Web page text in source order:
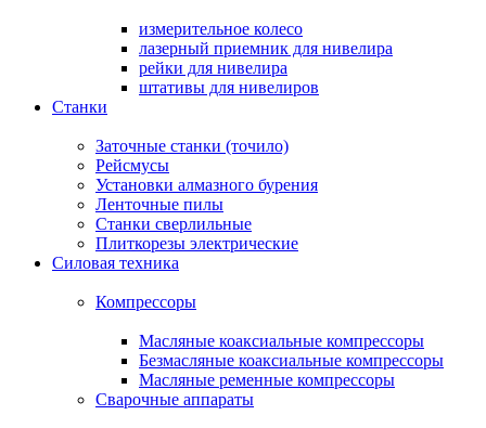
измерительное колесо
лазерный приемник для нивелира
рейки для нивелира
штативы для нивелиров
Станки
Заточные станки (точило)
Рейсмусы
Установки алмазного бурения
Ленточные пилы
Станки сверлильные
Плиткорезы электрические
Силовая техника
Компрессоры
Масляные коаксиальные компрессоры
Безмасляные коаксиальные компрессоры
Масляные ременные компрессоры
Сварочные аппараты